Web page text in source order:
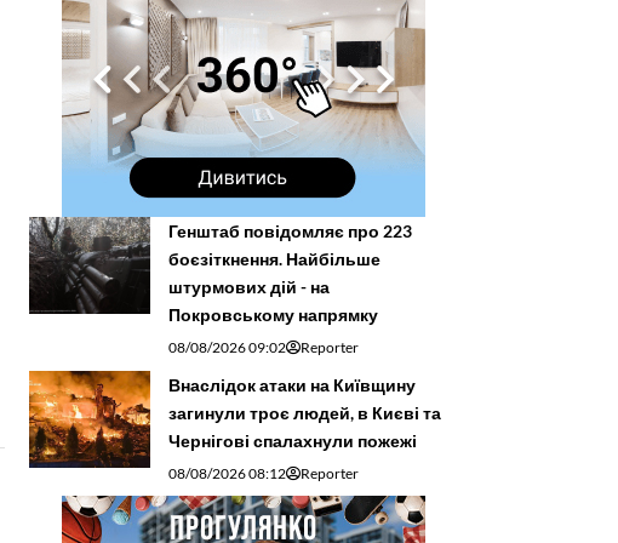
Генштаб повідомляє про 223
боєзіткнення. Найбільше
штурмових дій - на
Покровському напрямку
08/08/2026 09:02 Reporter
Внаслідок атаки на Київщину
загинули троє людей, в Києві та
Чернігові спалахнули пожежі
08/08/2026 08:12 Reporter